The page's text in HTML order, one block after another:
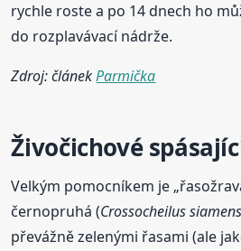
rychle roste a po 14 dnech ho
do rozplavávací nádrže.
Zdroj: článekParmička
Živočichové
Velkým pomocníkem je
černopruhá (Crossocheilus
převážně zelenými řasami (ale